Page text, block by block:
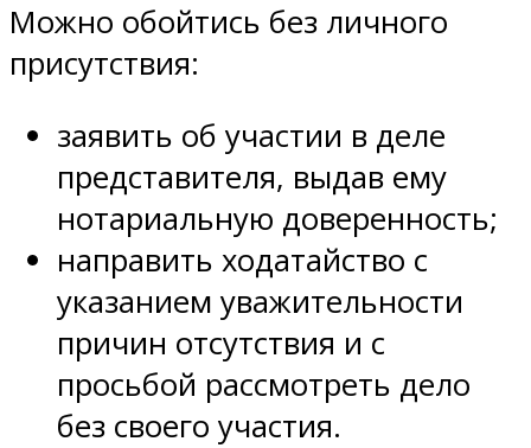
Можно обойтись без личного
присутствия:
заявить об участии в деле
представителя, выдав ему
нотариальную доверенность;
направить ходатайство с
указанием уважительности
причин отсутствия и с
просьбой рассмотреть дело
без своего участия.